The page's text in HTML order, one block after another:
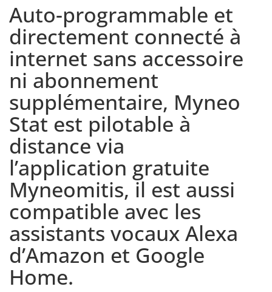
Auto-programmable et
directement connecté à
internet sans accessoire
ni abonnement
supplémentaire, Myneo
Stat est pilotable à
distance via
l’application gratuite
Myneomitis, il est aussi
compatible avec les
assistants vocaux Alexa
d’Amazon et Google
Home.